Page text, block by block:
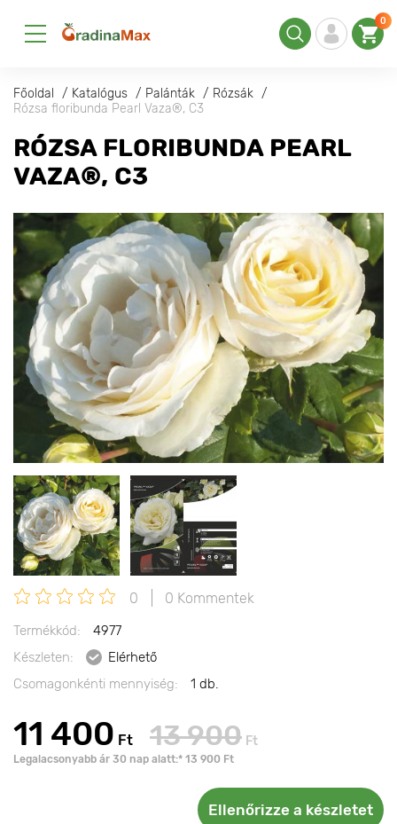
0
Főoldal Katalógus Palánták
Rózsák
Rózsa floribunda Pearl Vaza®, C3
RÓZSA FLORIBUNDA PEARL
VAZA®, C3
0 0 Kommentek
Termékkód:
4977
Készleten:
Elérhető
Csomagonkénti mennyiség:
1 db.
11 400 Ft 13 900 Ft
Legalacsonyabb ár 30 nap alatt:* 13 900 Ft
Ellenőrizze a készletet